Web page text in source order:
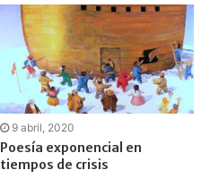
9 abril, 2020
Poesía exponencial en
tiempos de crisis